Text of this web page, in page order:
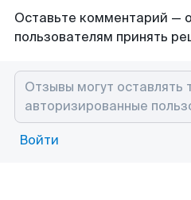
Оставьте комментарий —
пользователям принять
Войти